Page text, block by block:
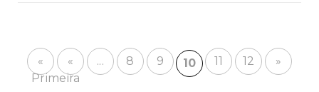
«
Primeira
« ... 8 9 10 11 12 »